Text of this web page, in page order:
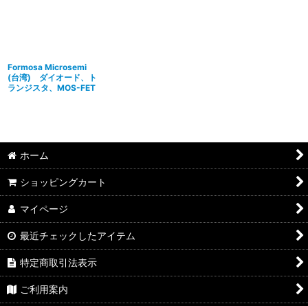
Formosa Microsemi
(台湾) ダイオード、ト
ランジスタ、MOS-FET
ホーム
ショッピングカート
マイページ
最近チェックしたアイテム
特定商取引法表示
ご利用案内